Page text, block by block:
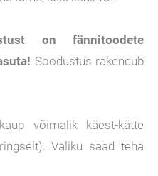
on fännitoodete
Soodustus rakendub
võimalik käest-kätte
Valiku saad teha